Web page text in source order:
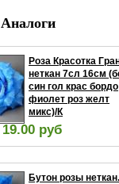
Аналоги
Роза Красотка
неткан 7сл 16см
син гол крас бордо
фиолет роз желт
микс)/К
19.00 руб
В
Бутон розы неткан.